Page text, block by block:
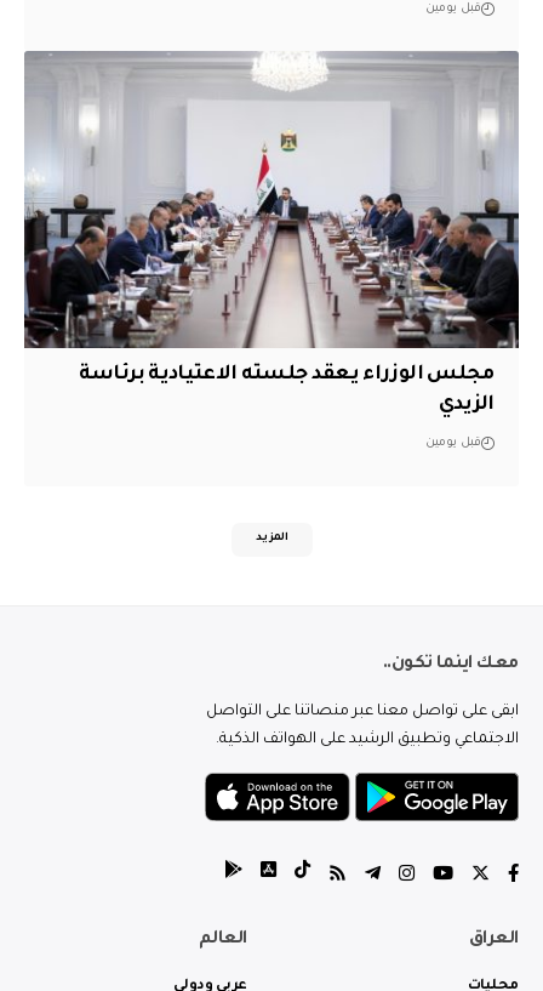
قبل يومين
مجلس الوزراء يعقد جلسته الاعتيادية برئاسة
الزيدي
قبل يومين
المزيد
معك اينما تكون..
ابقى على تواصل معنا عبر منصاتنا على التواصل
الاجتماعي وتطبيق الرشيد على الهواتف الذكية.
العراق
محليات
العالم
عربي ودولي